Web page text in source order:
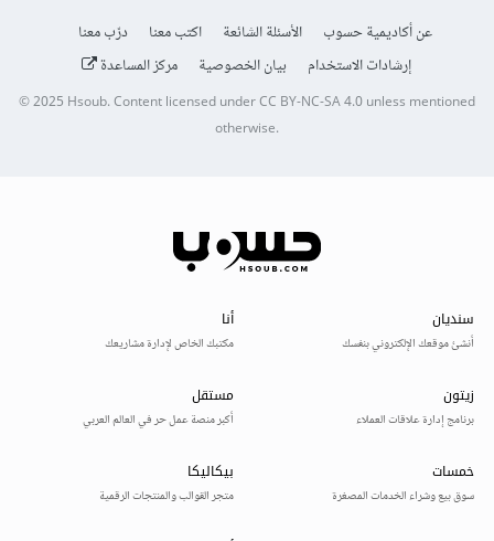
عن أكاديمية حسوب الأسئلة الشائعة اكتب معنا
درّب معنا
إرشادات الاستخدام
بيان الخصوصية مركز المساعدة
© 2025Hsoub.Content licensed underCC BY-NC-SA 4.0unless mentioned
otherwise.